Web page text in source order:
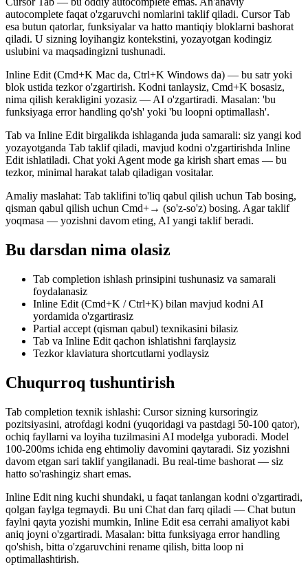
autocomplete faqat o'zgaruvchi nomlarini taklif qiladi. Cursor Tab
esa butun qatorlar, funksiyalar va hatto mantiqiy bloklarni bashorat
qiladi. U sizning loyihangiz kontekstini, yozayotgan kodingiz
uslubini va maqsadingizni tushunadi.
Inline Edit (Cmd+K Mac da, Ctrl+K Windows da) — bu satr yoki
blok ustida tezkor o'zgartirish. Kodni tanlaysiz, Cmd+K bosasiz,
nima qilish kerakligini yozasiz — AI o'zgartiradi. Masalan: 'bu
funksiyaga error handling qo'sh' yoki 'bu loopni optimallash'.
Tab va Inline Edit birgalikda ishlaganda juda samarali: siz yangi kod
yozayotganda Tab taklif qiladi, mavjud kodni o'zgartirishda Inline
Edit ishlatiladi. Chat yoki Agent mode ga kirish shart emas — bu
tezkor, minimal harakat talab qiladigan vositalar.
Amaliy maslahat: Tab taklifini to'liq qabul qilish uchun Tab bosing,
qisman qabul qilish uchun Cmd+→ (so'z-so'z) bosing. Agar taklif
yoqmasa — yozishni davom eting, AI yangi taklif beradi.
Bu darsdan nima olasiz
Tab completion ishlash prinsipini tushunasiz va samarali
foydalanasiz
Inline Edit (Cmd+K / Ctrl+K) bilan mavjud kodni AI
yordamida o'zgartirasiz
Partial accept (qisman qabul) texnikasini bilasiz
Tab va Inline Edit qachon ishlatishni farqlaysiz
Tezkor klaviatura shortcutlarni yodlaysiz
Chuqurroq tushuntirish
Tab completion texnik ishlashi: Cursor sizning kursoringiz
pozitsiyasini, atrofdagi kodni (yuqoridagi va pastdagi 50-100 qator),
ochiq fayllarni va loyiha tuzilmasini AI modelga yuboradi. Model
100-200ms ichida eng ehtimoliy davomini qaytaradi. Siz yozishni
davom etgan sari taklif yangilanadi. Bu real-time bashorat — siz
hatto so'rashingiz shart emas.
Inline Edit ning kuchi shundaki, u faqat tanlangan kodni o'zgartiradi,
qolgan faylga tegmaydi. Bu uni Chat dan farq qiladi — Chat butun
faylni qayta yozishi mumkin, Inline Edit esa cerrahi amaliyot kabi
aniq joyni o'zgartiradi. Masalan: bitta funksiyaga error handling
qo'shish, bitta o'zgaruvchini rename qilish, bitta loop ni
optimallashtirish.